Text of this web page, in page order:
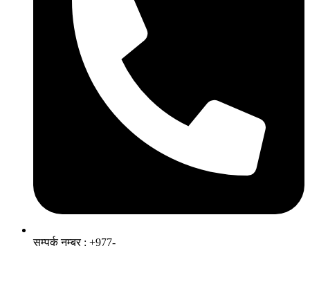
सम्पर्क नम्बर : +977-